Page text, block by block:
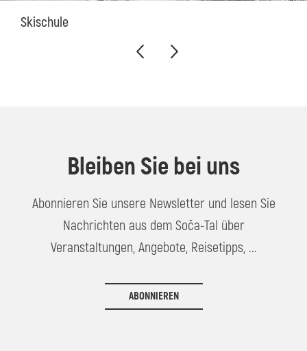
Skischule
Bleiben Sie bei uns
Abonnieren Sie unsere Newsletter und lesen Sie
Nachrichten aus dem Soča-Tal über
Veranstaltungen, Angebote, Reisetipps, ...
ABONNIEREN